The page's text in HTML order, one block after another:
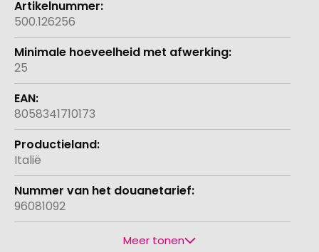
500.126256
25
8058341710173
Italië
96081092
Meer tonen